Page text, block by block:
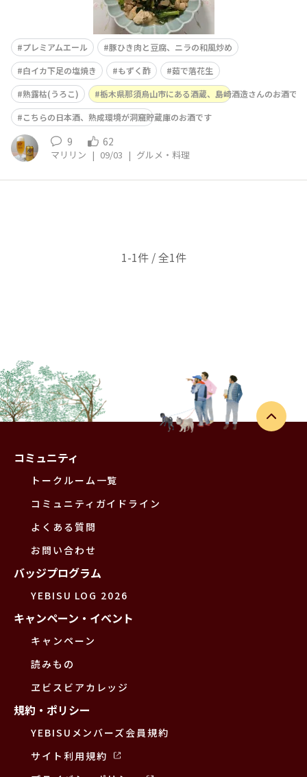
プレミアムエール
豚ひき肉と豆腐、ニラの和風炒め
白イカ下足の塩焼き
もずく酢
茹で落花生
熟露枯(うろこ)
栃木県那須烏山市にある酒蔵、島崎酒造さんのお酒です
こちらの日本酒、熟成環境が洞窟貯蔵庫のお酒です
9 62
マリリン | 09/03 | グルメ・料理
1-1件 / 全1件
コミュニティ
トークルーム一覧
コミュニティガイドライン
よくある質問
お問い合わせ
バッジプログラム
YEBISU LOG 2026
キャンペーン・イベント
キャンペーン
読みもの
ヱビスビアカレッジ
規約・ポリシー
YEBISUメンバーズ会員規約
サイト利用規約